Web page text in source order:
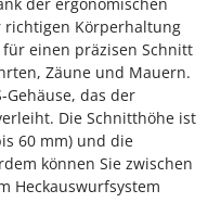
richtigen Körperhaltung
einen präzisen Schnitt
Zäune und Mauern.
Gehäuse, das der
Die Schnitthöhe ist
60 mm) und die
können Sie zwischen
Heckauswurfsystem